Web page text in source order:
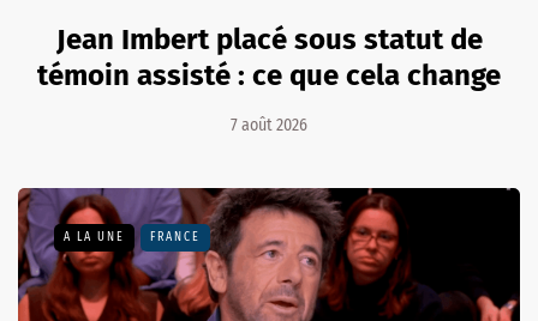
Jean Imbert placé sous statut de
témoin assisté : ce que cela change
7 août 2026
A LA UNE FRANCE